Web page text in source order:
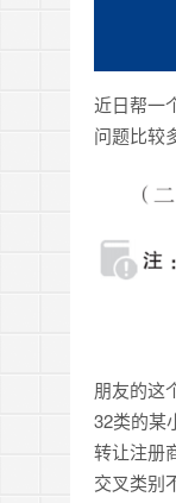
近日帮一
问题比较
朋友的这
32类的某
转让注册
交叉类别